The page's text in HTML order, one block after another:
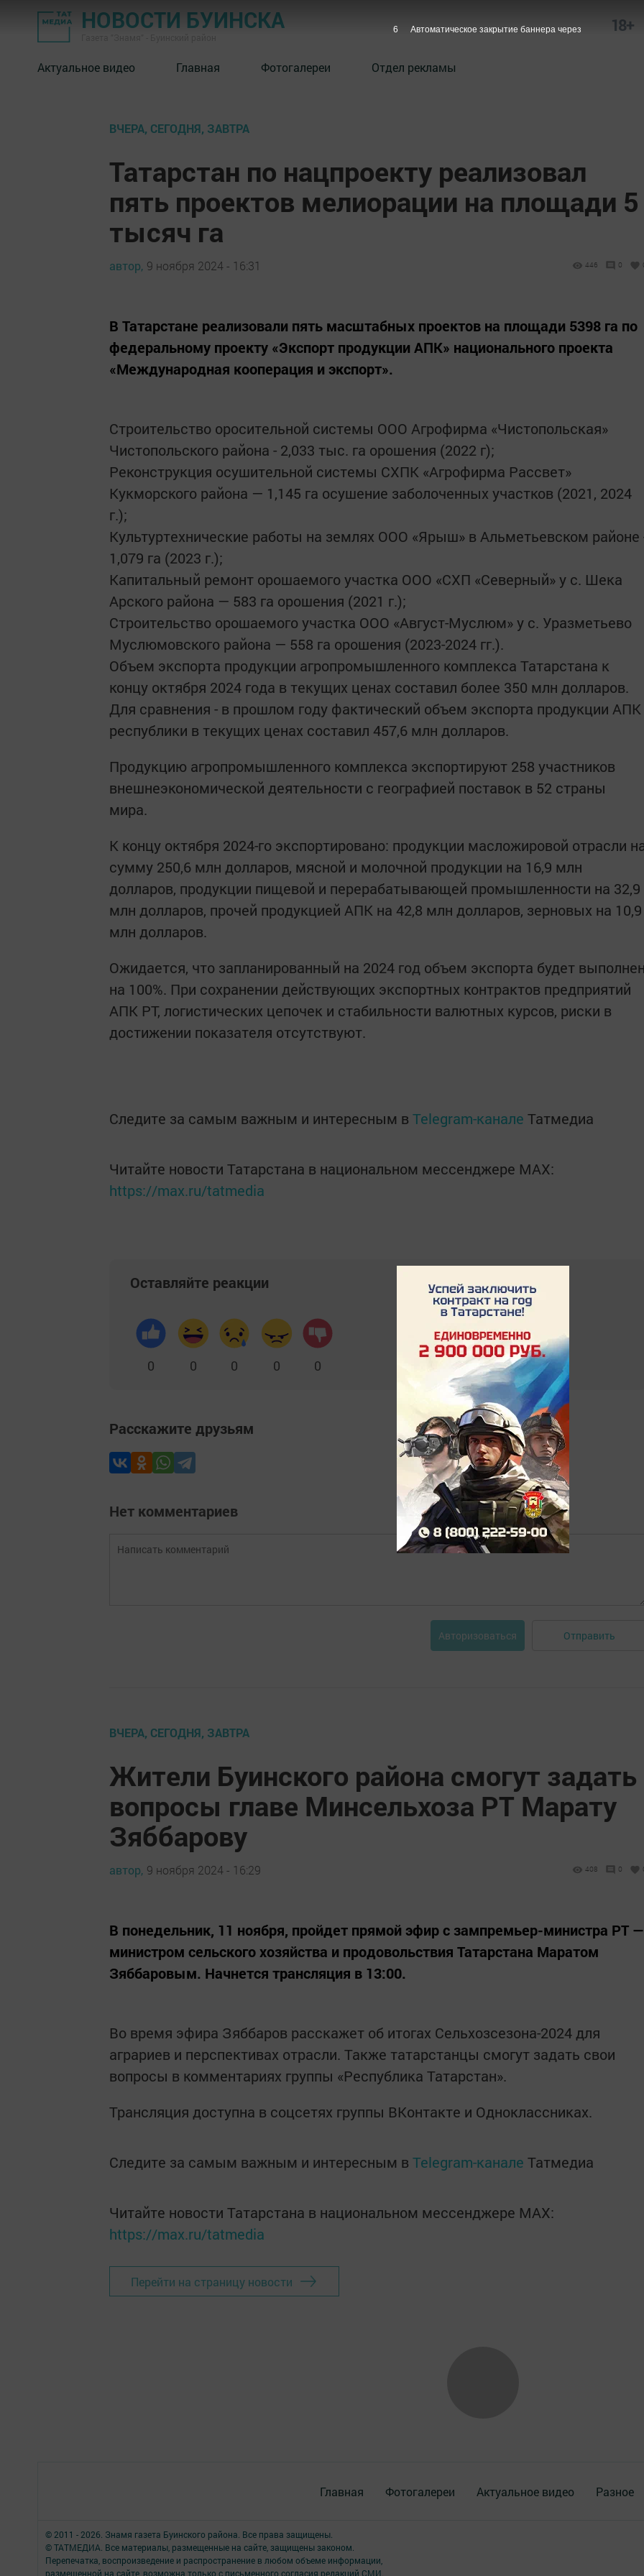
НОВОСТИ БУИНСКА 18+
Актуальное видео Главная Фотогалереи Отдел рекламы
ВЧЕРА, СЕГОДНЯ, ЗАВТРА
Татарстан по нацпроекту реализовал
пять проектов мелиорации на площади 5
тысяч га
автор, 9 ноября 2024 - 16:31 446 0
В Татарстане реализовали пять масштабных проектов на площади 5398 га по
федеральному проекту «Экспорт продукции АПК» национального проекта
«Международная кооперация и экспорт».
Строительство оросительной системы ООО Агрофирма «Чистопольская»
Чистопольского района - 2,033 тыс. га орошения (2022 г);
Реконструкция осушительной системы СХПК «Агрофирма Рассвет»
Кукморского района — 1,145 га осушение заболоченных участков (2021, 2024
г.);
Культуртехнические работы на землях ООО «Ярыш» в Альметьевском районе
1,079 га (2023 г.);
Капитальный ремонт орошаемого участка ООО «СХП «Северный» у с. Шека
Арского района — 583 га орошения (2021 г.);
Строительство орошаемого участка ООО «Август-Муслюм» у с. Уразметьево
Муслюмовского района — 558 га орошения (2023-2024 гг.).
Объем экспорта продукции агропромышленного комплекса Татарстана к
концу октября 2024 года в текущих ценах составил более 350 млн долларов.
Для сравнения - в прошлом году фактический объем экспорта продукции АПК
республики в текущих ценах составил 457,6 млн долларов.
Продукцию агропромышленного комплекса экспортируют 258 участников
внешнеэкономической деятельности с географией поставок в 52 страны
мира.
К концу октября 2024-го экспортировано: продукции масложировой отрасли
сумму 250,6 млн долларов, мясной и молочной продукции на 16,9 млн
долларов, продукции пищевой и перерабатывающей промышленности на 32,9
млн долларов, прочей продукцией АПК на 42,8 млн долларов, зерновых на 10,9
млн долларов.
Ожидается, что запланированный на 2024 год объем экспорта будет
на 100%. При сохранении действующих экспортных контрактов предприятий
АПК РТ, логистических цепочек и стабильности валютных курсов, риски в
достижении показателя отсутствуют.
Следите за самым важным и интересным в Telegram-канале Татмедиа
Читайте новости Татарстана в национальном мессенджере MАХ:
https://max.ru/tatmedia
Оставляйте реакции
0 0 0 0 0
Расскажите друзьям
Нет комментариев
Авторизоваться Отправить
ВЧЕРА, СЕГОДНЯ, ЗАВТРА
Жители Буинского района смогут задать
вопросы главе Минсельхоза РТ Марату
Зяббарову
автор, 9 ноября 2024 - 16:29 408 0
В понедельник, 11 ноября, пройдет прямой эфир с зампремьер-министра РТ —
министром сельского хозяйства и продовольствия Татарстана Маратом
Зяббаровым. Начнется трансляция в 13:00.
Во время эфира Зяббаров расскажет об итогах Сельхозсезона-2024 для
аграриев и перспективах отрасли. Также татарстанцы смогут задать свои
вопросы в комментариях группы «Республика Татарстан».
Трансляция доступна в соцсетях группы ВКонтакте и Одноклассниках.
Следите за самым важным и интересным в Telegram-канале Татмедиа
Читайте новости Татарстана в национальном мессенджере MАХ:
https://max.ru/tatmedia
Перейти на страницу новости
Главная Фотогалереи Актуальное видео Разное
© 2011 - 2026. Знамя газета Буинского района. Все права защищены.
© ТАТМЕДИА. Все материалы, размещенные на сайте, защищены законом.
Перепечатка, воспроизведение и распространение в любом объеме информации,
размещенной на сайте, возможна только с письменного согласия редакций СМИ.
5 Автоматическое закрытие баннера через